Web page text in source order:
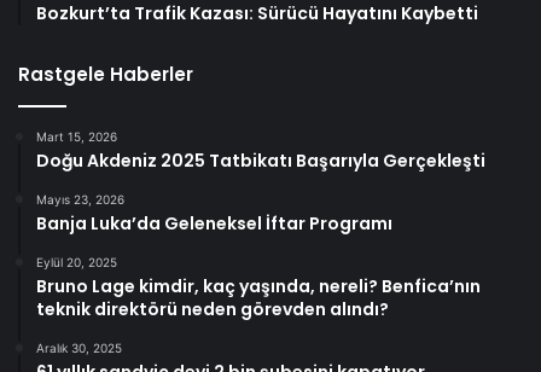
Bozkurt’ta Trafik Kazası: Sürücü Hayatını Kaybetti
Rastgele Haberler
Mart 15, 2026
Doğu Akdeniz 2025 Tatbikatı Başarıyla Gerçekleşti
Mayıs 23, 2026
Banja Luka’da Geleneksel İftar Programı
Eylül 20, 2025
Bruno Lage kimdir, kaç yaşında, nereli? Benfica’nın
teknik direktörü neden görevden alındı?
Aralık 30, 2025